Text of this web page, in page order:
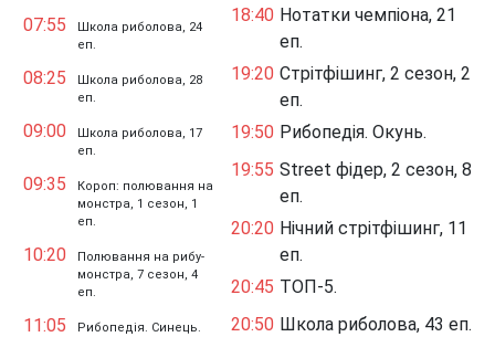
07:55
Школа риболова, 24
еп.
08:25
Школа риболова, 28
еп.
09:00
Школа риболова, 17
еп.
09:35
Короп: полювання на
монстра, 1 сезон, 1
еп.
10:20
Полювання на рибу-
монстра, 7 сезон, 4
еп.
11:05 Рибопедія. Синець.
18:40 Нотатки чемпіона, 21
еп.
19:20 Стрітфішинг, 2 сезон, 2
еп.
19:50 Рибопедія. Окунь.
19:55 Street фідер, 2 сезон, 8
еп.
20:20 Нічний стрітфішинг, 11
еп.
20:45 ТОП-5.
20:50 Школа риболова, 43 еп.